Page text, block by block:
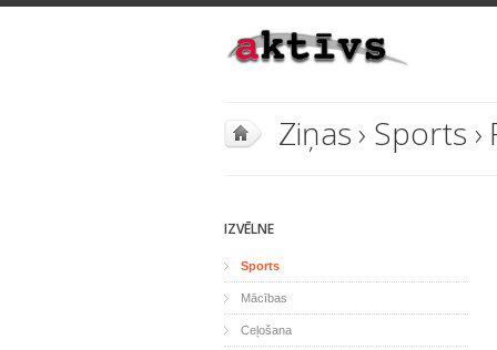
Ziņas› Sports ›
IZVĒLNE
Sports
Mācības
Ceļošana